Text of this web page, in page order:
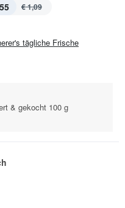
€ 1,09
tägliche Frische
& gekocht 100 g